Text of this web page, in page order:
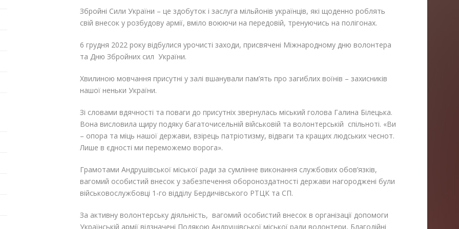
Збройні Сили України – це здобуток і заслуга мільйонів українців, які щоденно роблять
свій внесок у розбудову армії, вміло воюючи на передовій, тренуючись на полігонах.
6 грудня 2022 року відбулися урочисті заходи, присвячені Міжнародному дню волонтера
та Дню Збройних сил України.
Хвилиною мовчання присутні у залі вшанували пам’ять про загиблих воїнів – захисників
нашої неньки України.
Зі словами вдячності та поваги до присутніх звернулась міський голова Галина Білецька.
Вона висловила щиру подяку багаточисельній військовій та волонтерській спільноті. «Ви
– опора та міць нашої держави, взірець патріотизму, відваги та кращих людських чеснот.
Лише в єдності ми переможемо ворога».
Грамотами Андрушівської міської ради за сумлінне виконання службових обов’язків,
вагомий особистий внесок у забезпечення обороноздатності держави нагороджені були
військовослужбовці 1-го відділу Бердичівського РТЦК та СП.
За активну волонтерську діяльність, вагомий особистий внесок в організації допомоги
Українській армії відзначені Подякою Андрушівської міської ради волонтери, Благодійні